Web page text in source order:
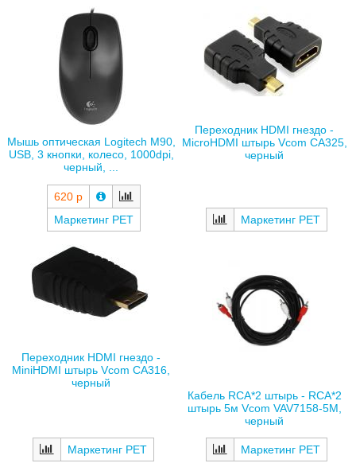
Мышь оптическая Logitech M90,
USB, 3 кнопки, колесо, 1000dpi,
черный, ...
620 р
Маркетинг РЕТ
Переходник HDMI гнездо -
MiсroHDMI штырь Vcom CA325,
черный
Маркетинг РЕТ
Переходник HDMI гнездо -
MiniHDMI штырь Vcom CA316,
черный
Маркетинг РЕТ
Кабель RCA*2 штырь - RCA*2
штырь 5м Vcom VAV7158-5M,
черный
Маркетинг РЕТ